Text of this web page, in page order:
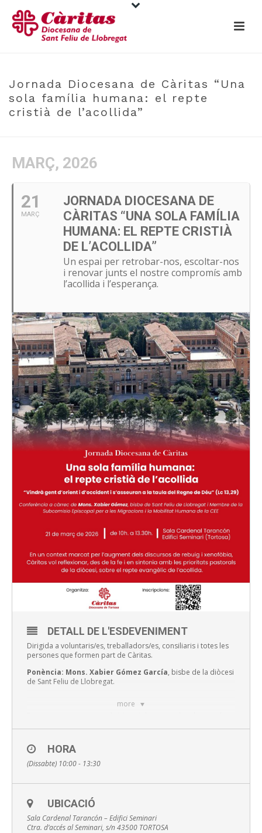
Jornada Diocesana de Càritas “Una
sola família humana: el repte
cristià de l’acollida”
MARÇ, 2026
21
MARÇ
JORNADA DIOCESANA DE
CÀRITAS “UNA SOLA FAMÍLIA
HUMANA: EL REPTE CRISTIÀ
DE L’ACOLLIDA”
Un espai per retrobar-nos, escoltar-nos
i renovar junts el nostre compromís amb
l’acollida i l’esperança.
more
DETALL DE L'ESDEVENIMENT
Dirigida a voluntaris/es, treballadors/es, consiliaris i totes les
persones que formen part de Càritas.
Ponència: Mons. Xabier Gómez García, bisbe de la diòcesi
de Sant Feliu de Llobregat.
Mons. Xabier Gómez García
Llobregat i membre de la Subcomissió Episcopal per a les
Migracions i la Mobilitat Humana de la CEE.
l’esperança.
✨ Mentre hi hagi persones, hi ha esperança!
HORA
(Dissabte) 10:00 - 13:30
UBICACIÓ
Sala Cardenal Tarancón – Edifici Seminari
Ctra. d’accés al Seminari, s/n 43500 TORTOSA